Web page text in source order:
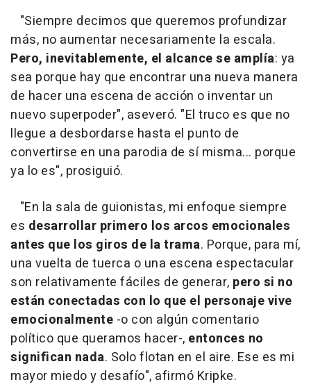
"Siempre decimos que queremos profundizar
más, no aumentar necesariamente la escala.
Pero, inevitablemente, el alcance se amplía: ya
sea porque hay que encontrar una nueva manera
de hacer una escena de acción o inventar un
nuevo superpoder", aseveró. "El truco es que no
llegue a desbordarse hasta el punto de
convertirse en una parodia de sí misma... porque
ya lo es", prosiguió.
"En la sala de guionistas, mi enfoque siempre
es desarrollar primero los arcos emocionales
antes que los giros de la trama. Porque, para mí,
una vuelta de tuerca o una escena espectacular
son relativamente fáciles de generar, pero si no
están conectadas con lo que el personaje vive
emocionalmente -o con algún comentario
político que queramos hacer-, entonces no
significan nada. Solo flotan en el aire. Ese es mi
mayor miedo y desafío", afirmó Kripke.